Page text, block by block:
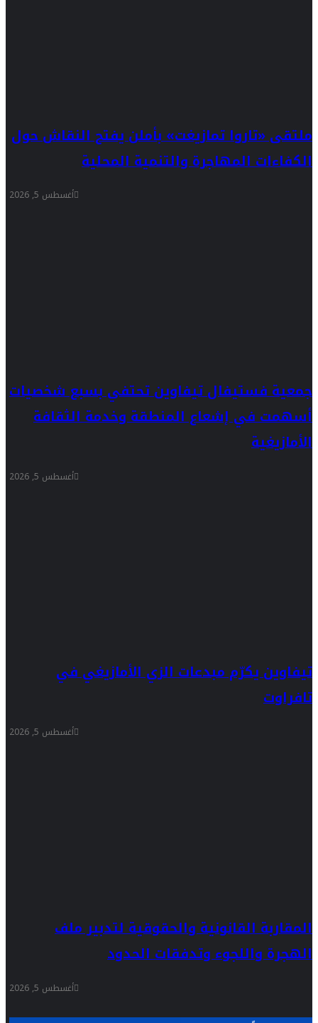
ملتقى «تاروا تمازيغت» بأملن يفتح النقاش حول
الكفاءات المهاجرة والتنمية المحلية
أغسطس 5, 2026
جمعية فستيفال تيفاوين تحتفي بسبع شخصيات
أسهمت في إشعاع المنطقة وخدمة الثقافة
الأمازيغية
أغسطس 5, 2026
تيفاوين يكرّم مبدعات الزي الأمازيغي في
تافراوت
أغسطس 5, 2026
المقاربة القانونية والحقوقية لتدبير ملف
الهجرة واللجوء وتدفقات الحدود
أغسطس 5, 2026